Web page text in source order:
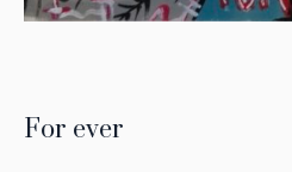
For ever